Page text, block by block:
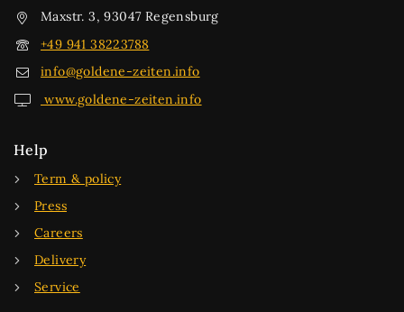
Maxstr. 3, 93047 Regensburg
+49 941 38223788
info@goldene-zeiten.info
www.goldene-zeiten.info
Help
Term & policy
Press
Careers
Delivery
Service